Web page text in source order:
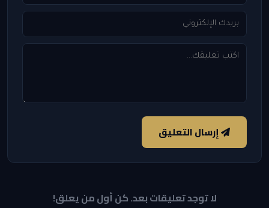
إرسال التعليق
لا توجد تعليقات بعد. كن أول من يعلق!